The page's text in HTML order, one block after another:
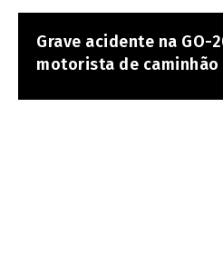
Grave acidente na GO-
motorista de